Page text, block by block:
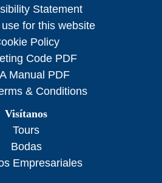
Statement
for this website
Policy
Code PDF
Manual PDF
& Conditions
Visítanos
Tours
Bodas
Empresariales